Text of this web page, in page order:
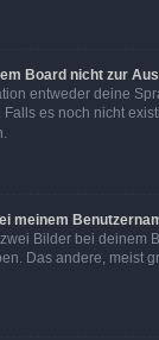
Board nicht zur
entweder deine
es noch nicht
meinem
Bilder bei deinem
Das andere, meist